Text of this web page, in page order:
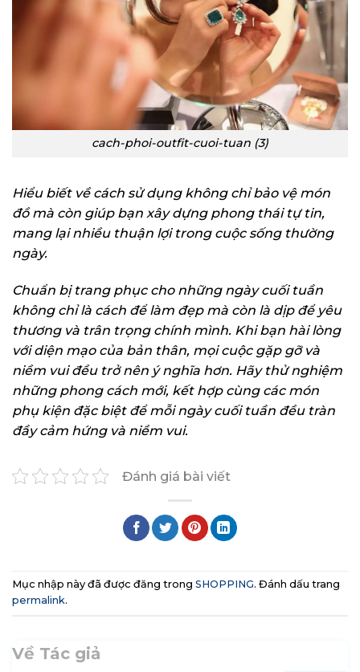
cach-phoi-outfit-cuoi-tuan (3)
Hiểu biết về cách sử dụng không chỉ bảo vệ món
đồ mà còn giúp bạn xây dựng phong thái tự tin,
mang lại nhiều thuận lợi trong cuộc sống thường
ngày.
Chuẩn bị trang phục cho những ngày cuối tuần
không chỉ là cách để làm đẹp mà còn là dịp để yêu
thương và trân trọng chính mình. Khi bạn hài lòng
với diện mạo của bản thân, mọi cuộc gặp gỡ và
niềm vui đều trở nên ý nghĩa hơn. Hãy thử nghiệm
những phong cách mới, kết hợp cùng các món
phụ kiện đặc biệt để mỗi ngày cuối tuần đều tràn
đầy cảm hứng và niềm vui.
Đánh giá bài viết
Mục nhập này đã được đăng trong SHOPPING. Đánh dấu trang
permalink.
Về Tác giả